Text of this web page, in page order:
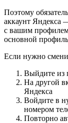
Поэтому
аккаунт Яндекса
с вашим профилем
основной
Если нужно
Выйдите из
На другой
Яндекса
Войдите в
номером
Повторно